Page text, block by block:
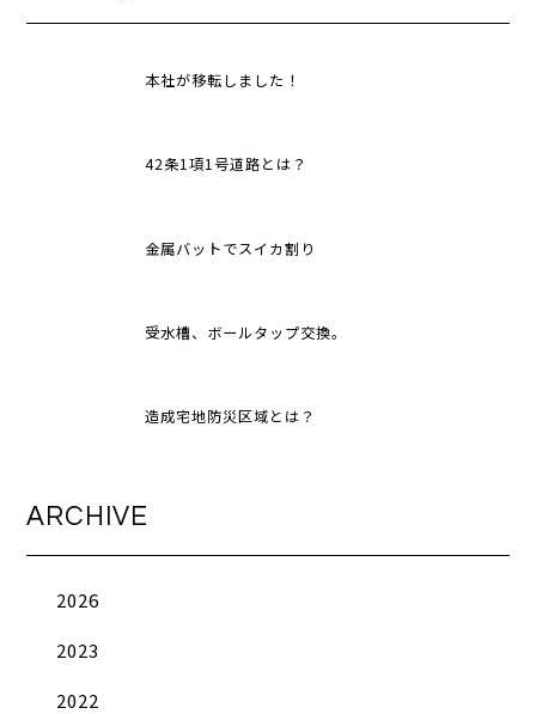
本社が移転しました！
42条1項1号道路とは？
金属バットでスイカ割り
受水槽、ボールタップ交換。
造成宅地防災区域とは？
ARCHIVE
2026
2023
2022